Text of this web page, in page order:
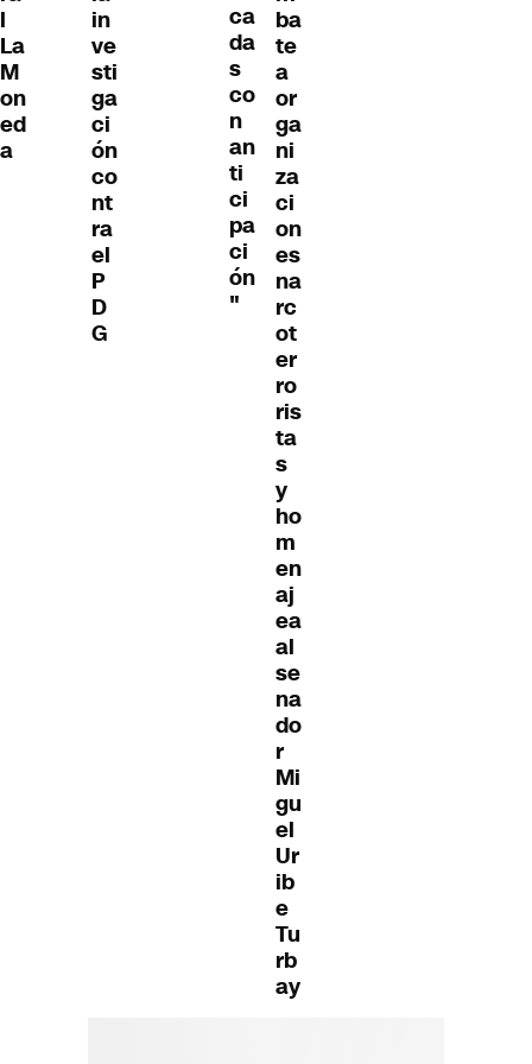
l
La
M
on
ed
a
in
ve
sti
ga
ci
ón
co
nt
ra
el
P
D
G
ca
da
s
co
n
an
ti
ci
pa
ci
ón
"
ba
te
a
or
ga
ni
za
ci
on
es
na
rc
ot
er
ro
ris
ta
s
y
ho
m
en
aj
ea
al
se
na
do
r
Mi
gu
el
Ur
ib
e
Tu
rb
ay